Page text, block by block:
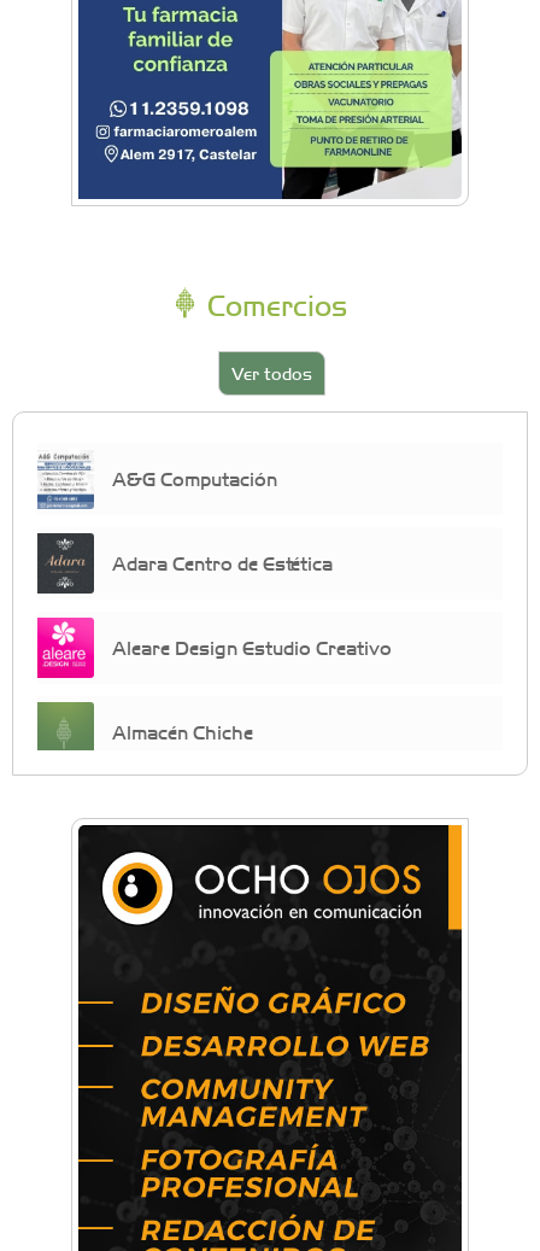
Comercios
Ver todos
A&G Computación
Adara Centro de Estética
Aleare Design Estudio Creativo
Almacén Chiche
crecimiento personal
Arq. Horacio Alejandro Sánchez
Artística ApasionArte
Artística Veral
BAIC Ramos Mejía